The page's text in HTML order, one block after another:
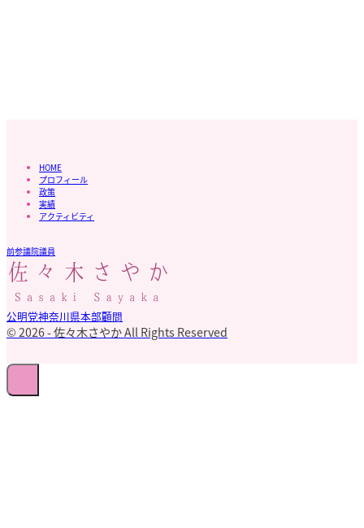
HOME
プロフィール
政策
実績
アクティビティ
前参議院議員
公明党神奈川県本部顧問
© 2026 - 佐々木さやか All Rights Reserved